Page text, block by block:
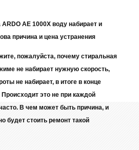
AE 1000X воду набирает и
причина и цена устранения
пожалуйста, почему стиральная
не набирает нужную скорость,
не набирает, в итоге в конце
это не при каждой
В чем может быть причина, и
будет стоить ремонт такой